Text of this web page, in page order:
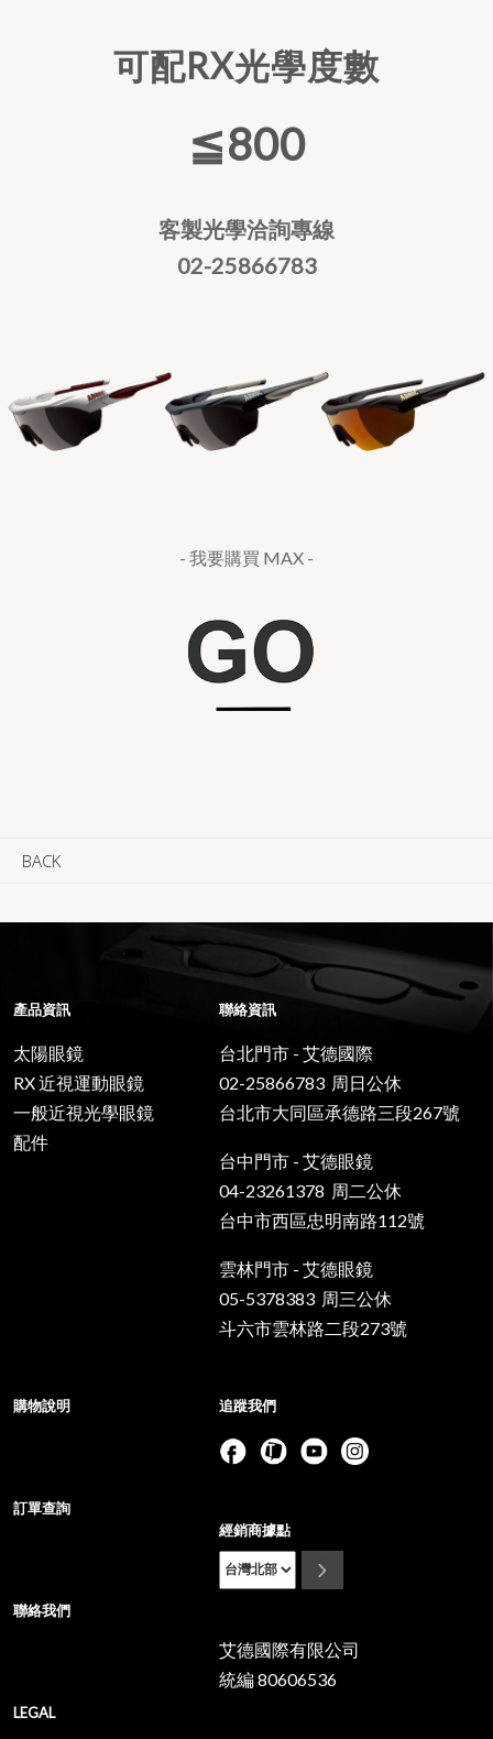
可配RX光學度數
≦800
客製光學洽詢專線
02-25866783
- 我要購買 MAX -
BACK
產品資訊
太陽眼鏡
RX 近視運動眼鏡
一般近視光學眼鏡
配件
聯絡資訊
台北門市 - 艾德國際
02-25866783 周日公休
台北市大同區承德路三段267號
台中門市 - 艾德眼鏡
04-23261378 周二公休
台中市西區忠明南路112號
雲林門市 - 艾德眼鏡
05-5378383 周三公休
斗六市雲林路二段273號
購物說明
訂單查詢
聯絡我們
LEGAL
追蹤我們
經銷商據點
艾德國際有限公司
統編 80606536